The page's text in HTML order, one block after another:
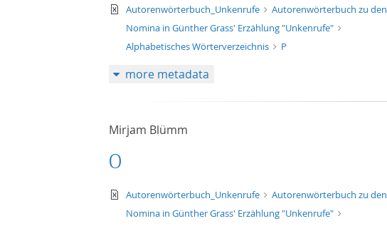
text/xml
Autorenwörterbuch_Unkenrufe
Autorenwörterbuch zu den
Nomina in Günther Grass' Erzählung "Unkenrufe"
Alphabetisches Wörterverzeichnis
P
more metadata
Mirjam Blümm
O
text/xml
Autorenwörterbuch_Unkenrufe
Autorenwörterbuch zu den
Nomina in Günther Grass' Erzählung "Unkenrufe"